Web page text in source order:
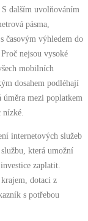
dalším uvolňováním
pásma,
časovým výhledem do
nejsou vysoké
mobilních
dosahem podléhají
mezi poplatkem
internetových služeb
která umožní
zaplatit.
dotaci z
s potřebou